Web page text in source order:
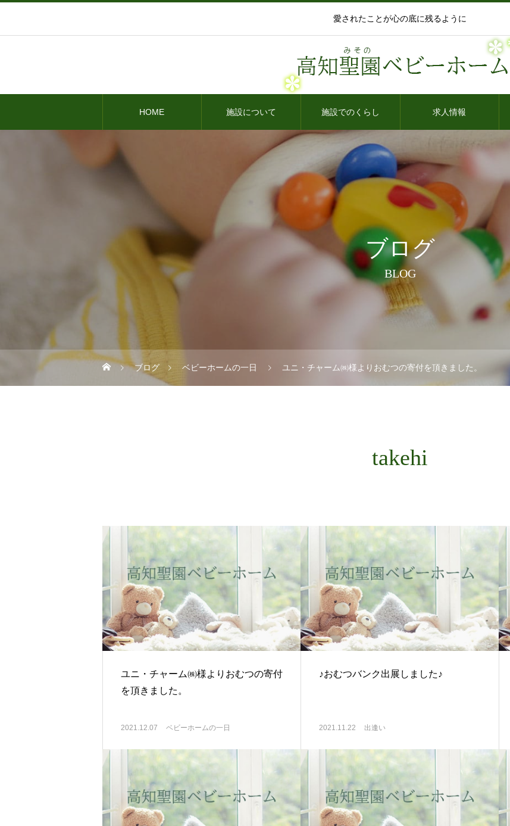
愛されたことが心の底に残るように
HOME 施設について 施設でのくらし 求人情報
ブログ
BLOG
ブログ ベビーホームの一日 ユニ・チャーム㈱様よりおむつの寄付を頂きました。
takehi
ユニ・チャーム㈱様よりおむつの寄付
を頂きました。
2021.12.07 ベビーホームの一日
♪おむつバンク出展しました♪
2021.11.22 出逢い